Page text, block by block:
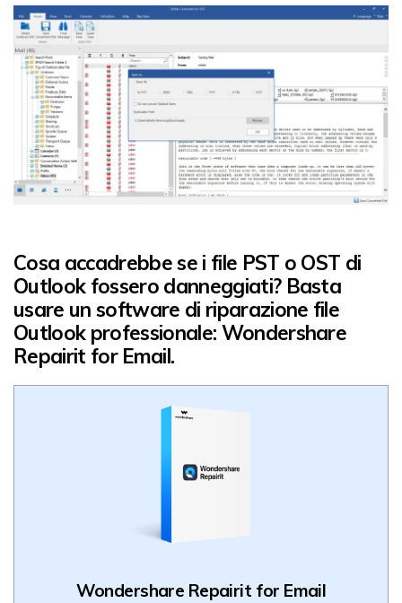
Cosa accadrebbe se i file PST o OST di
Outlook fossero danneggiati? Basta
usare un software di riparazione file
Outlook professionale: Wondershare
Repairit for Email.
Wondershare Repairit for Email